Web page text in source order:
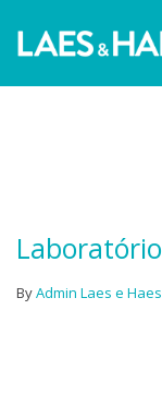
ByAdmin Laes e Haes